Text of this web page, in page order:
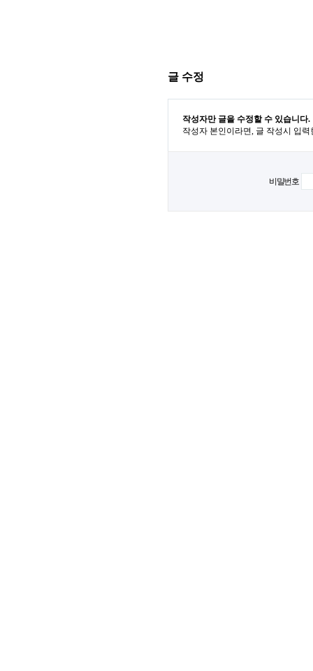
글 수정
작성자만 글을 수정할 수 있습니다.
작성자 본인이라면, 글 작성시 입
비밀번호